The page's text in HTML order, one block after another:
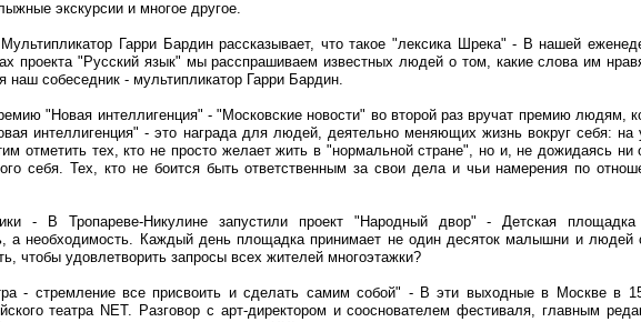
экскурсии и многое другое.
Гарри Бардин рассказывает, что такое "лексика Шрека" - В нашей
проекта "Русский язык" мы расспрашиваем известных людей о том, какие слова им
собеседник - мультипликатор Гарри Бардин.
"Новая интеллигенция" - "Московские новости" во второй раз вручат премию людям,
интеллигенция" - это награда для людей, деятельно меняющих жизнь вокруг себя: на
отметить тех, кто не просто желает жить в "нормальной стране", но и, не дожидаясь ни
себя. Тех, кто не боится быть ответственным за свои дела и чьи намерения по
- В Тропареве-Никулине запустили проект "Народный двор" - Детская площадка
а необходимость. Каждый день площадка принимает не один десяток малышни и людей
чтобы удовлетворить запросы всех жителей многоэтажки?
- стремление все присвоить и сделать самим собой" - В эти выходные в Москве в
театра NET. Разговор с арт-директором и сооснователем фестиваля, главным